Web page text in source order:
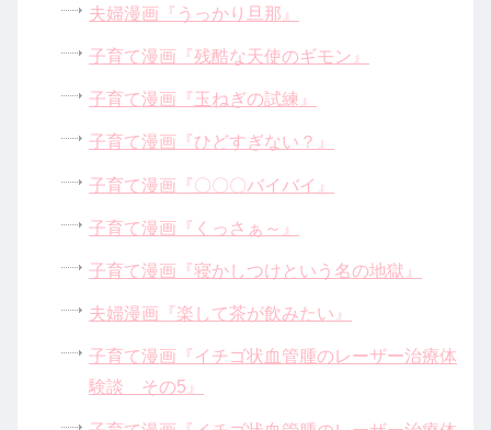
夫婦漫画『うっかり旦那』
子育て漫画『残酷な天使のギモン』
子育て漫画『玉ねぎの試練』
子育て漫画『ひどすぎない？』
子育て漫画『〇〇〇バイバイ』
子育て漫画『くっさぁ～』
子育て漫画『寝かしつけという名の地獄』
夫婦漫画『楽して茶が飲みたい』
子育て漫画『イチゴ状血管腫のレーザー治療体
験談 その5』